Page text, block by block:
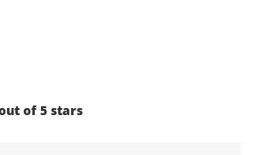
of 5 stars